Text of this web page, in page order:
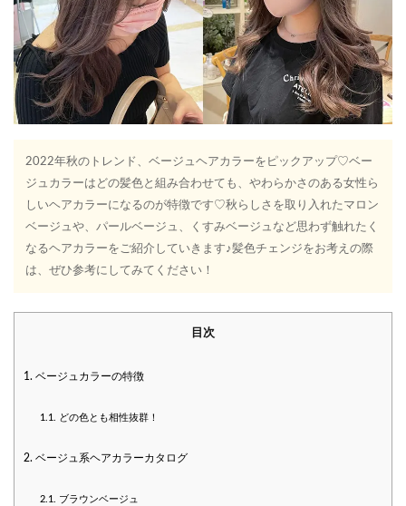
2022年秋のトレンド、ベージュヘアカラーをピックアップ♡ベー
ジュカラーはどの髪色と組み合わせても、やわらかさのある女性ら
しいヘアカラーになるのが特徴です♡秋らしさを取り入れたマロン
ベージュや、パールベージュ、くすみベージュなど思わず触れたく
なるヘアカラーをご紹介していきます♪髪色チェンジをお考えの際
は、ぜひ参考にしてみてください！
目次
1. ベージュカラーの特徴
1.1. どの色とも相性抜群！
2. ベージュ系ヘアカラーカタログ
2.1. ブラウンベージュ